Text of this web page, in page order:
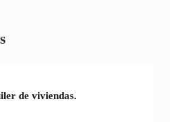
de viviendas.